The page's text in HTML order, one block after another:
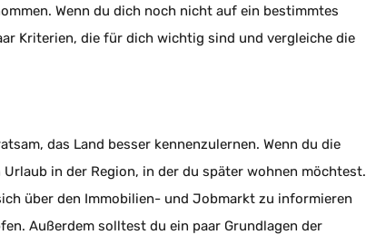
Wenn du dich noch nicht auf ein bestimmtes
Kriterien, die für dich wichtig sind und vergleiche die
das Land besser kennenzulernen. Wenn du die
in der Region, in der du später wohnen möchtest.
über den Immobilien- und Jobmarkt zu informieren
Außerdem solltest du ein paar Grundlagen der